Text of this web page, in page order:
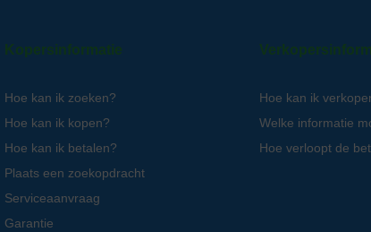
Kopersinformatie
Hoe kan ik zoeken?
Hoe kan ik kopen?
Hoe kan ik betalen?
Plaats een zoekopdracht
Serviceaanvraag
Garantie
Hoe kan ik
Welke informatie
Hoe verloopt de